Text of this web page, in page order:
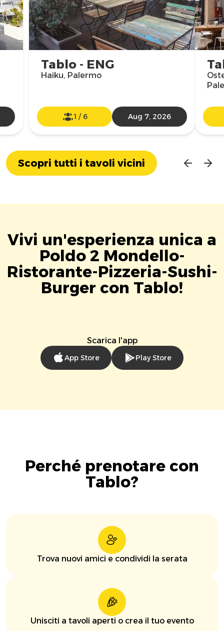
Tablo - ENG
Haiku, Palermo
1 / 6 Aug 7, 2026
Scopri tutti i tavoli vicini
Vivi un'esperienza unica a
Poldo 2 Mondello-
Ristorante-Pizzeria-Sushi-
Burger con Tablo!
Scarica l'app
App Store Play Store
Perché prenotare con
Tablo?
Trova nuovi amici e condividi la serata
Unisciti a tavoli aperti o crea il tuo evento